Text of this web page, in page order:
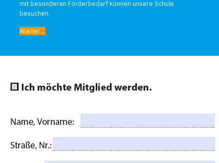
mit besonderen Förderbedarf können unsere Schule
besuchen.
Weiter ...